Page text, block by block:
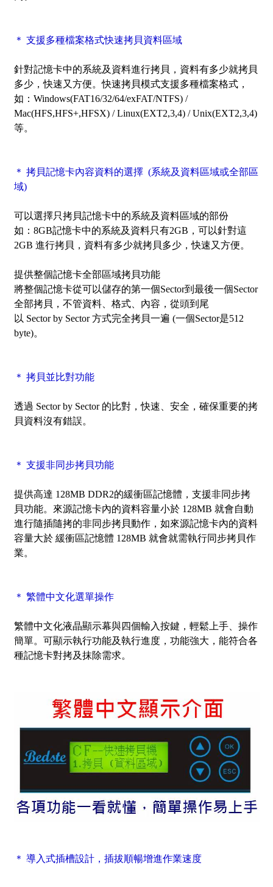
＊ 支援多種檔案格式快速拷貝資料區域
針對記憶卡中的系統及資料進行拷貝，資料有多少就拷貝
多少，快速又方便。快速拷貝模式支援多種檔案格式，
如：Windows(FAT16/32/64/exFAT/NTFS) /
Mac(HFS,HFS+,HFSX) / Linux(EXT2,3,4) / Unix(EXT2,3,4)
等。
＊ 拷貝記憶卡內容資料的選擇 (系統及資料區域或全部區
域)
可以選擇只拷貝記憶卡中的系統及資料區域的部份
如：8GB記憶卡中的系統及資料只有2GB，可以針對這
2GB 進行拷貝，資料有多少就拷貝多少，快速又方便。
提供整個記憶卡全部區域拷貝功能
將整個記憶卡從可以儲存的第一個Sector到最後一個Sector
全部拷貝，不管資料、格式、內容，從頭到尾
以 Sector by Sector方式完全拷貝一遍 (一個Sector是512
byte)。
＊ 拷貝並比對功能
透過 Sector by Sector 的比對，快速、安全，確保重要的拷
貝資料沒有錯誤。
＊ 支援非同步拷貝功能
提供高達 128MB DDR2的緩衝區記憶體，支援非同步拷
貝功能。來源記憶卡內的資料容量小於 128MB 就會自動
進行隨插隨拷的非同步拷貝動作，如來源記憶卡內的資料
容量大於 緩衝區記憶體 128MB 就會就需執行同步拷貝作
業。
＊ 繁體中文化選單操作
繁體中文化液晶顯示幕與四個輸入按鍵，輕鬆上手、操作
簡單。可顯示執行功能及執行進度，功能強大，能符合各
種記憶卡對拷及抹除需求。
＊ 導入式插槽設計，插拔順暢增進作業速度